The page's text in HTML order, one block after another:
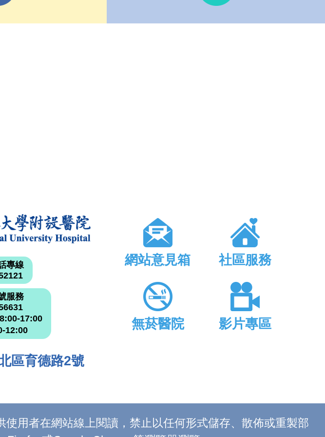
專線
服務
17:00
12:00
區育德路2號
網站意見箱 社區服務
無菸醫院 影片專區
用者在網站線上閱讀，禁止以任何形式儲存、散佈或重製部